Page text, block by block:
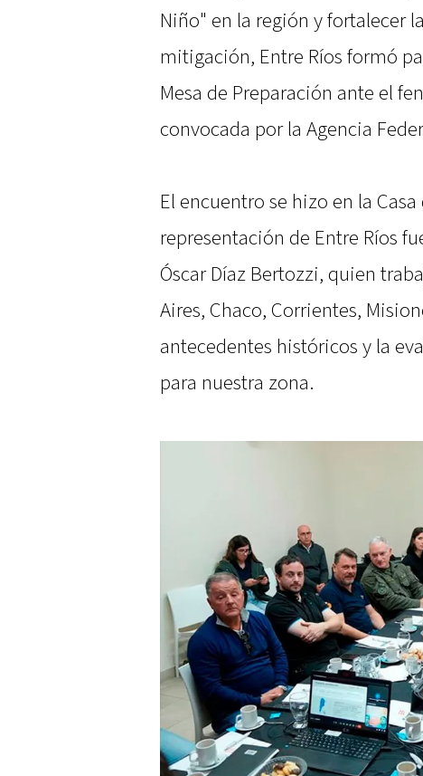
Niño" en la región y fortalecer
mitigación, Entre Ríos formó
Mesa de Preparación ante el
convocada por la Agencia
El encuentro se hizo en la
representación de Entre Ríos
Óscar Díaz Bertozzi, quien
Aires, Chaco, Corrientes,
antecedentes históricos y la
para nuestra zona.